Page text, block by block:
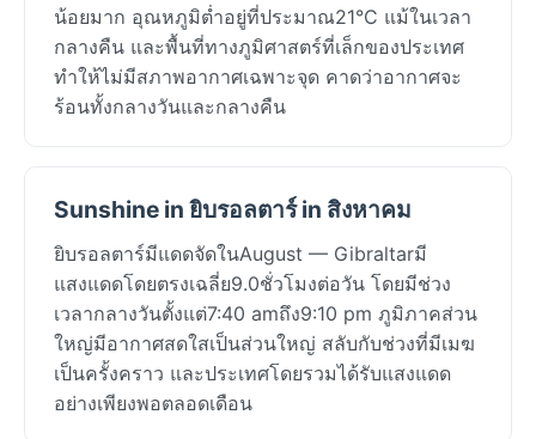
น้อยมาก อุณหภูมิต่ำอยู่ที่ประมาณ21°C แม้ในเวลา
กลางคืน และพื้นที่ทางภูมิศาสตร์ที่เล็กของประเทศ
ทำให้ไม่มีสภาพอากาศเฉพาะจุด คาดว่าอากาศจะ
ร้อนทั้งกลางวันและกลางคืน
Sunshine in ยิบรอลตาร์ in สิงหาคม
ยิบรอลตาร์มีแดดจัดในAugust — Gibraltarมี
แสงแดดโดยตรงเฉลี่ย9.0ชั่วโมงต่อวัน โดยมีช่วง
เวลากลางวันตั้งแต่7:40 amถึง9:10 pm ภูมิภาคส่วน
ใหญ่มีอากาศสดใสเป็นส่วนใหญ่ สลับกับช่วงที่มีเมฆ
เป็นครั้งคราว และประเทศโดยรวมได้รับแสงแดด
อย่างเพียงพอตลอดเดือน